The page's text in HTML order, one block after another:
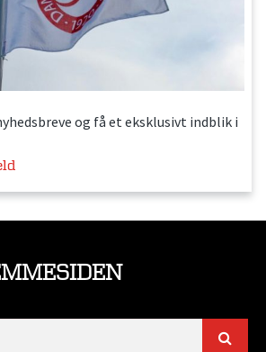
og få et eksklusivt indblik i